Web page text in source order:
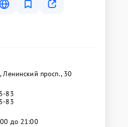
Ленинский просп., 30
83
83
до 21:00